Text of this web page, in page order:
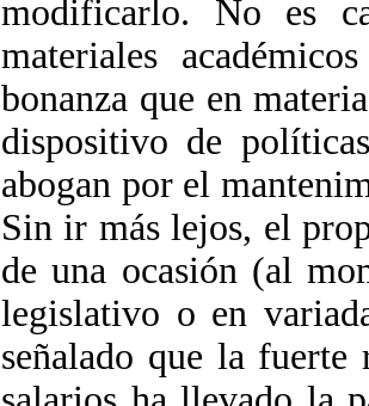
modificarlo. No es
materiales
bonanza que en
dispositivo de
abogan por el
Sin ir más lejos, el
de una ocasión (al
legislativo o en
señalado que la